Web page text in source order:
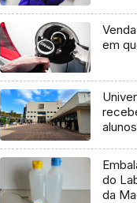
em
do
da